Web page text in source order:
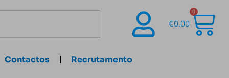
€0.00
0
Contactos Recrutamento